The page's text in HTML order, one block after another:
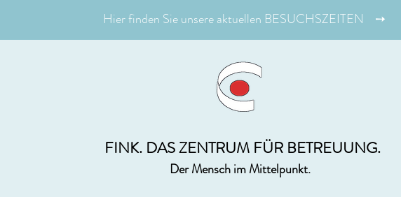
Hier finden Sie unsere aktuellen BESUCHSZEITEN ➙
FINK. DAS ZENTRUM FÜR BETREUUNG.
Der Mensch im Mittelpunkt.